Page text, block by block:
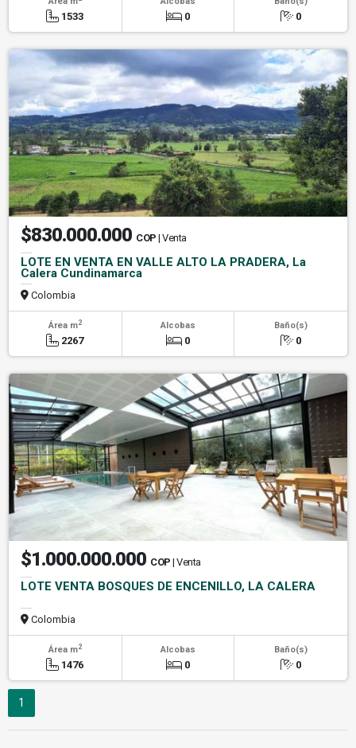
1533 0 0
$830.000.000 COP | Venta
LOTE EN VENTA EN VALLE ALTO LA PRADERA, La
Calera Cundinamarca
Colombia
Área m2
2267
Alcobas
0
Baño(s)
0
$1.000.000.000 COP | Venta
LOTE VENTA BOSQUES DE ENCENILLO, LA CALERA
Colombia
Área m2
1476
Alcobas
0
Baño(s)
0
1